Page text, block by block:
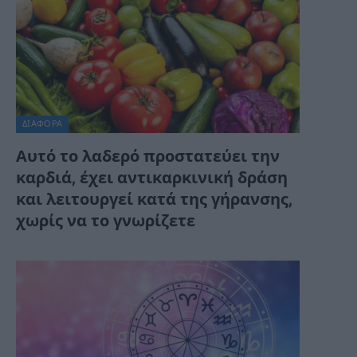
ΔΙΆΦΟΡΑ
Αυτό το λαδερό προστατεύει την
καρδιά, έχει αντικαρκινική δράση
και λειτουργεί κατά της γήρανσης,
χωρίς να το γνωρίζετε